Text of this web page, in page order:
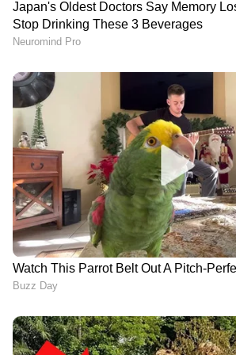
തടഞ്ഞ്
മരിച്ച് മോർച്ചറിയിലെത്തിച്ച
സ്ത്രീകളുടെ
മൃതദേഹങ്ങളുടെ
ചിത്രങ്ങളും വീഡിയോകളും
സോഷ്യൽ മീഡിയയിൽ;
ആശുപത്രി ജീവനക്കാരൻ
കർണാടകയിൽ അറസ്റ്റിൽ
ആകും,
പുടിൻ